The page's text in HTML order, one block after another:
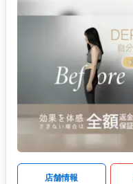
店舗情報